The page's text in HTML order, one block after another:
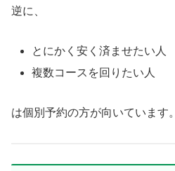
逆に、
とにかく安く済ませたい人
複数コースを回りたい人
は個別予約の方が向いています。